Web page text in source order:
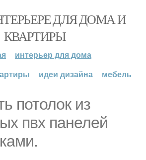
ДЛЯ ДОМА И
КВАРТИРЫ
интерьер для дома
идеи дизайна мебель
потолок из
пвх панелей